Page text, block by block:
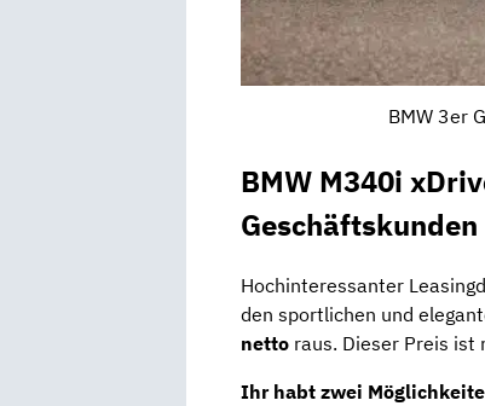
BMW 3er
BMW M340i
Geschäftskunden
Hochinteressanter
den sportlichen und
netto raus. Dieser Preis ist
Ihr habt zwei